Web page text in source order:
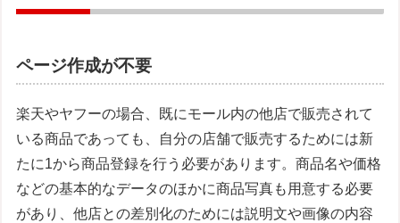
ページ作成が不要
楽天やヤフーの場合、既にモール内の他店で販売されて
いる商品であっても、自分の店舗で販売するためには新
たに1から商品登録を行う必要があります。商品名や価格
などの基本的なデータのほかに商品写真も用意する必要
があり、他店との差別化のためには説明文や画像の内容